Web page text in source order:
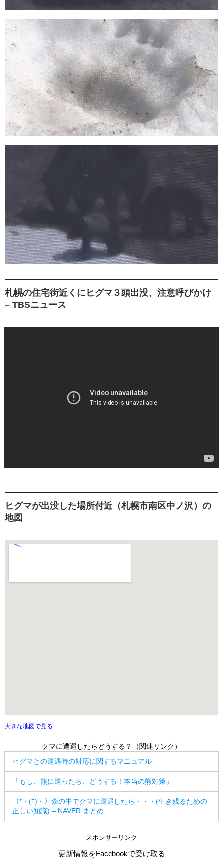
札幌の住宅街近くにヒグマ３頭出没、注意呼びかけ
– TBSニュース
ヒグマが出没した場所付近（札幌市南区中ノ沢）の
地図
大きな地図で見る
クマに遭遇したらどうする？（関連リンク）
ヒグマとの遭遇時の対応に関するマニュアル
「もし、熊に遭ったら、どうする！本当の熊対策」
（*・(ｴ)・）森の中でクマに遭遇したら・・・(生き残るための
正しい知識) – NAVER まとめ
スポンサーリンク
更新情報をFacebookで受け取る